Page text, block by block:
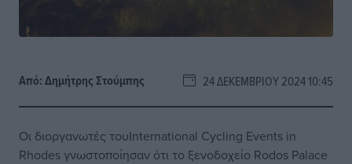
Από:Δημήτρης Στούμπης 24 ΔΕΚΕΜΒΡΊΟΥ 2024 10:45
Οι διοργανωτές τουInternational Cycling Events in
Rhodes γνωστοποίησαν ότι το ξενοδοχείο Rodos Palace